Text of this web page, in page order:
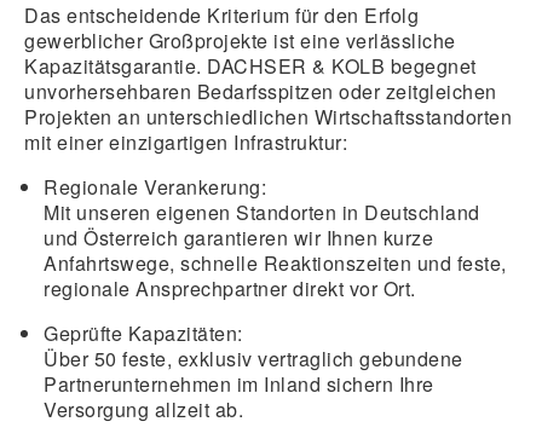
Das entscheidende Kriterium für den Erfolg
gewerblicher Großprojekte ist eine verlässliche
Kapazitätsgarantie. DACHSER & KOLB begegnet
unvorhersehbaren Bedarfsspitzen oder zeitgleichen
Projekten an unterschiedlichen Wirtschaftsstandorten
mit einer einzigartigen Infrastruktur:
Regionale Verankerung:
Mit unseren eigenen Standorten in Deutschland
und Österreich garantieren wir Ihnen kurze
Anfahrtswege, schnelle Reaktionszeiten und feste,
regionale Ansprechpartner direkt vor Ort.
Geprüfte Kapazitäten:
Über 50 feste, exklusiv vertraglich gebundene
Partnerunternehmen im Inland sichern Ihre
Versorgung allzeit ab.